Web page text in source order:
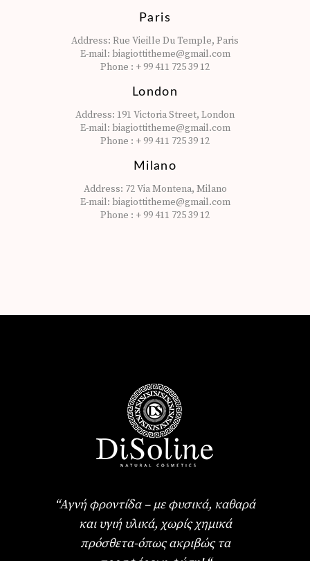
Paris
Address: Rue Vieille Du Temple, Paris
E-mail: biagiottitheme@gmail.com
Phone : + 99 411 725 39 12
London
Address: 191 Victoria Street, London
E-mail: biagiottitheme@gmail.com
Phone : + 99 411 725 39 12
Milano
Address: 72 Via Montena, Milano
E-mail: biagiottitheme@gmail.com
Phone : + 99 411 725 39 12
“Αγνή φροντίδα – με φυσικά, καθαρά
και υγιή υλικά, χωρίς χημικά
πρόσθετα-όπως ακριβώς τα